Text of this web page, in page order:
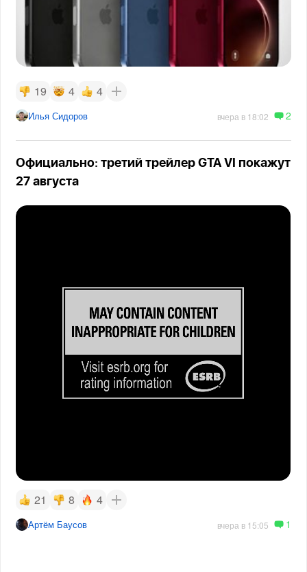
19 4 4
Илья Сидоров вчера в 18:02 2
Официально: третий трейлер GTA VI покажут
27 августа
21 8 4
Артём Баусов вчера в 15:05 1